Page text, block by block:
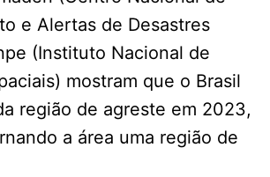
e Alertas de Desastres
(Instituto Nacional de
mostram que o Brasil
região de agreste em 2023,
a área uma região de